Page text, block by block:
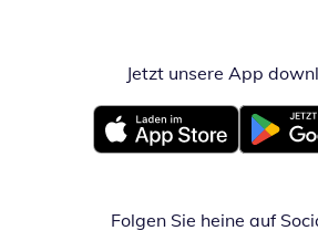
Jetzt unsere App
Öffnet in neuem Fenster
Öffnet in
Folgen Sie heine auf